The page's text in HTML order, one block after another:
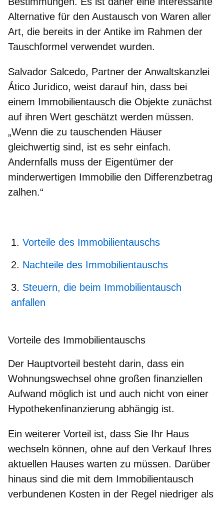
Alternative für den Austausch von Waren aller
Art, die bereits in der Antike im Rahmen der
Tauschformel verwendet wurden.
Salvador Salcedo, Partner der Anwaltskanzlei
Ático Jurídico, weist darauf hin, dass bei
einem Immobilientausch die Objekte zunächst
auf ihren Wert geschätzt werden müssen.
„Wenn die zu tauschenden Häuser
gleichwertig sind, ist es sehr einfach.
Andernfalls muss der Eigentümer der
minderwertigen Immobilie den Differenzbetrag
zalhen.“
Vorteile des Immobilientauschs
Nachteile des Immobilientauschs
Steuern, die beim Immobilientausch
anfallen
Vorteile des Immobilientauschs
Der Hauptvorteil besteht darin, dass ein
Wohnungswechsel ohne großen finanziellen
Aufwand möglich ist und auch nicht von einer
Hypothekenfinanzierung abhängig ist.
Ein weiterer Vorteil ist, dass Sie Ihr Haus
wechseln können, ohne auf den Verkauf Ihres
aktuellen Hauses warten zu müssen. Darüber
hinaus sind die mit dem Immobilientausch
verbundenen Kosten in der Regel niedriger als